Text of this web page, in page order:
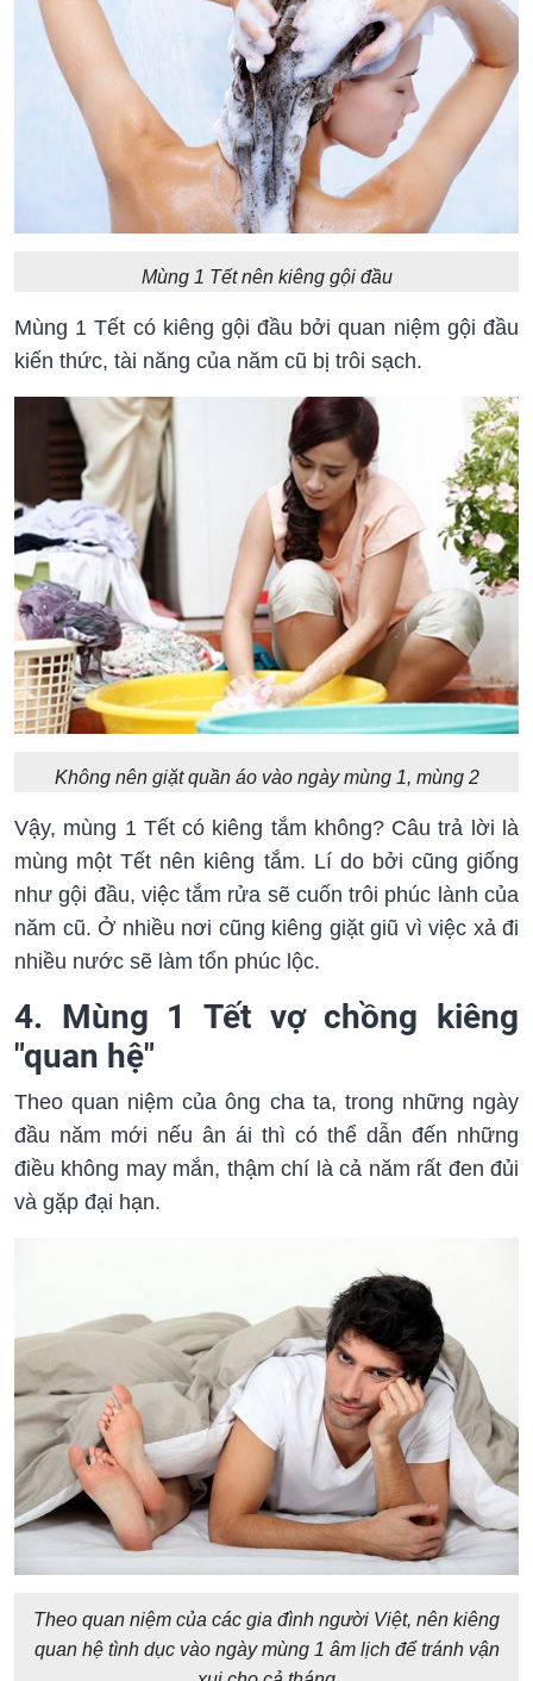
Mùng 1 Tết nên kiêng gội đầu
Mùng 1 Tết có kiêng gội đầu bởi quan niệm gội đầu
kiến thức, tài năng của năm cũ bị trôi sạch.
Không nên giặt quần áo vào ngày mùng 1, mùng 2
Vậy, mùng 1 Tết có kiêng tắm không? Câu trả lời là
mùng một Tết nên kiêng tắm. Lí do bởi cũng giống
như gội đầu, việc tắm rửa sẽ cuốn trôi phúc lành của
năm cũ. Ở nhiều nơi cũng kiêng giặt giũ vì việc xả đi
nhiều nước sẽ làm tổn phúc lộc.
4. Mùng 1 Tết vợ chồng kiêng
"quan hệ"
Theo quan niệm của ông cha ta, trong những ngày
đầu năm mới nếu ân ái thì có thể dẫn đến những
điều không may mắn, thậm chí là cả năm rất đen đủi
và gặp đại hạn.
Theo quan niệm của các gia đình người Việt, nên kiêng
quan hệ tình dục vào ngày mùng 1 âm lịch để tránh vận